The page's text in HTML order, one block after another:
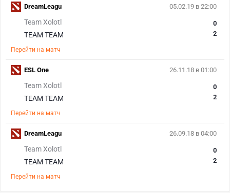
05.02.19 в 22:00
Team Xolotl
TEAM TEAM
0
2
Перейти на матч
DreamLeagu
26.11.18 в 01:00
Team Xolotl
TEAM TEAM
0
2
Перейти на матч
ESL One
26.09.18 в 04:00
Team Xolotl
TEAM TEAM
0
2
Перейти на матч
DreamLeagu